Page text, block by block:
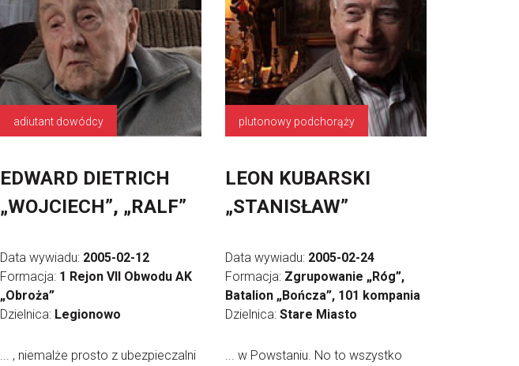
adiutant dowódcy
EDWARD DIETRICH
„WOJCIECH”, „RALF”
Data wywiadu: 2005-02-12
Formacja: 1 Rejon VII Obwodu AK
„Obroża”
Dzielnica: Legionowo
... , niemalże prosto z ubezpieczalni
plutonowy podchorąży
LEON KUBARSKI
„STANISŁAW”
Data wywiadu: 2005-02-24
Formacja: Zgrupowanie „Róg”,
Batalion „Bończa”, 101 kompania
Dzielnica: Stare Miasto
... w Powstaniu. No to wszystko